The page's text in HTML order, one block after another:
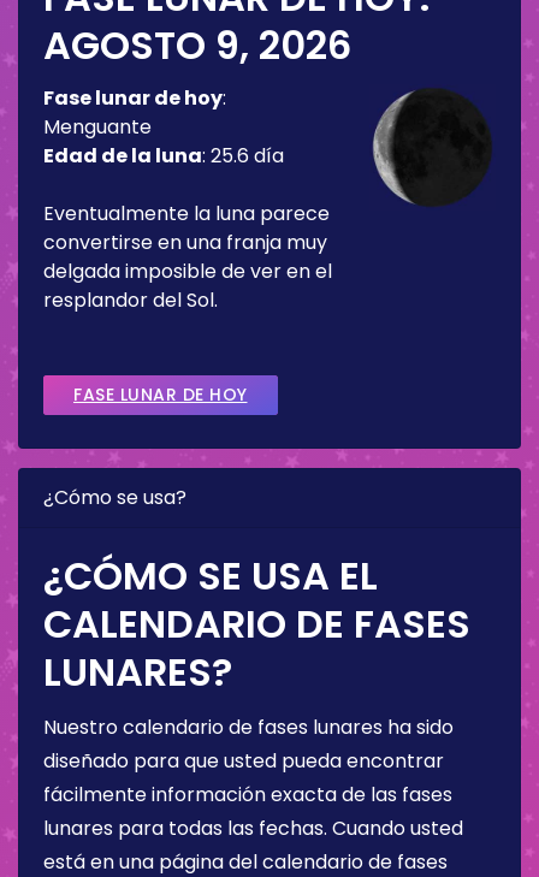
AGOSTO 9, 2026
Fase lunar de hoy:
Menguante
Edad de la luna: 25.6 día
Eventualmente la luna parece
convertirse en una franja muy
delgada imposible de ver en el
resplandor del Sol.
FASE LUNAR DE HOY
¿Cómo se usa?
¿CÓMO SE USA EL
CALENDARIO DE FASES
LUNARES?
Nuestro calendario de fases lunares ha sido
diseñado para que usted pueda encontrar
fácilmente información exacta de las fases
lunares para todas las fechas. Cuando usted
está en una página del calendario de fases